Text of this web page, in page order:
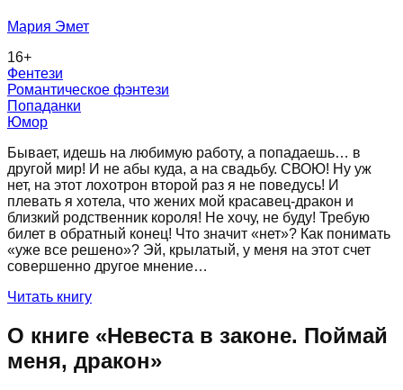
Мария Эмет
16+
Фентези
Романтическое фэнтези
Попаданки
Юмор
Бывает, идешь на любимую работу, а попадаешь… в
другой мир! И не абы куда, а на свадьбу. СВОЮ! Ну уж
нет, на этот лохотрон второй раз я не поведусь! И
плевать я хотела, что жених мой красавец-дракон и
близкий родственник короля! Не хочу, не буду! Требую
билет в обратный конец! Что значит «нет»? Как понимать
«уже все решено»? Эй, крылатый, у меня на этот счет
совершенно другое мнение…
Читать книгу
О книге «Невеста в законе. Поймай
меня, дракон»